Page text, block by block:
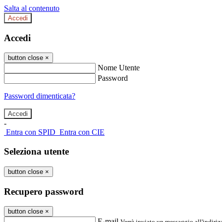
Salta al contenuto
Accedi
Accedi
button close ×
Nome Utente
Password
Password dimenticata?
-
Entra con SPID Entra con CIE
Seleziona utente
button close ×
Recupero password
button close ×